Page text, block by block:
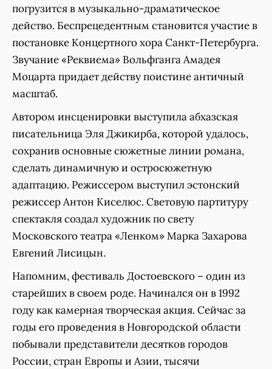
погрузится в музыкально-драматическое
действо. Беспрецедентным становится участие в
постановке Концертного хора Санкт-Петербурга.
Звучание «Реквиема» Вольфганга Амадея
Моцарта придает действу поистине античный
масштаб.
Автором инсценировки выступила абхазская
писательница Эля Джикирба, которой удалось,
сохранив основные сюжетные линии романа,
сделать динамичную и остросюжетную
адаптацию. Режиссером выступил эстонский
режиссер Антон Киселюс. Световую партитуру
спектакля создал художник по свету
Московского театра «Ленком» Марка Захарова
Евгений Лисицын.
Напомним, фестиваль Достоевского – один из
старейших в своем роде. Начинался он в 1992
году как камерная творческая акция. Сейчас за
годы его проведения в Новгородской области
побывали представители десятков городов
России, стран Европы и Азии, тысячи